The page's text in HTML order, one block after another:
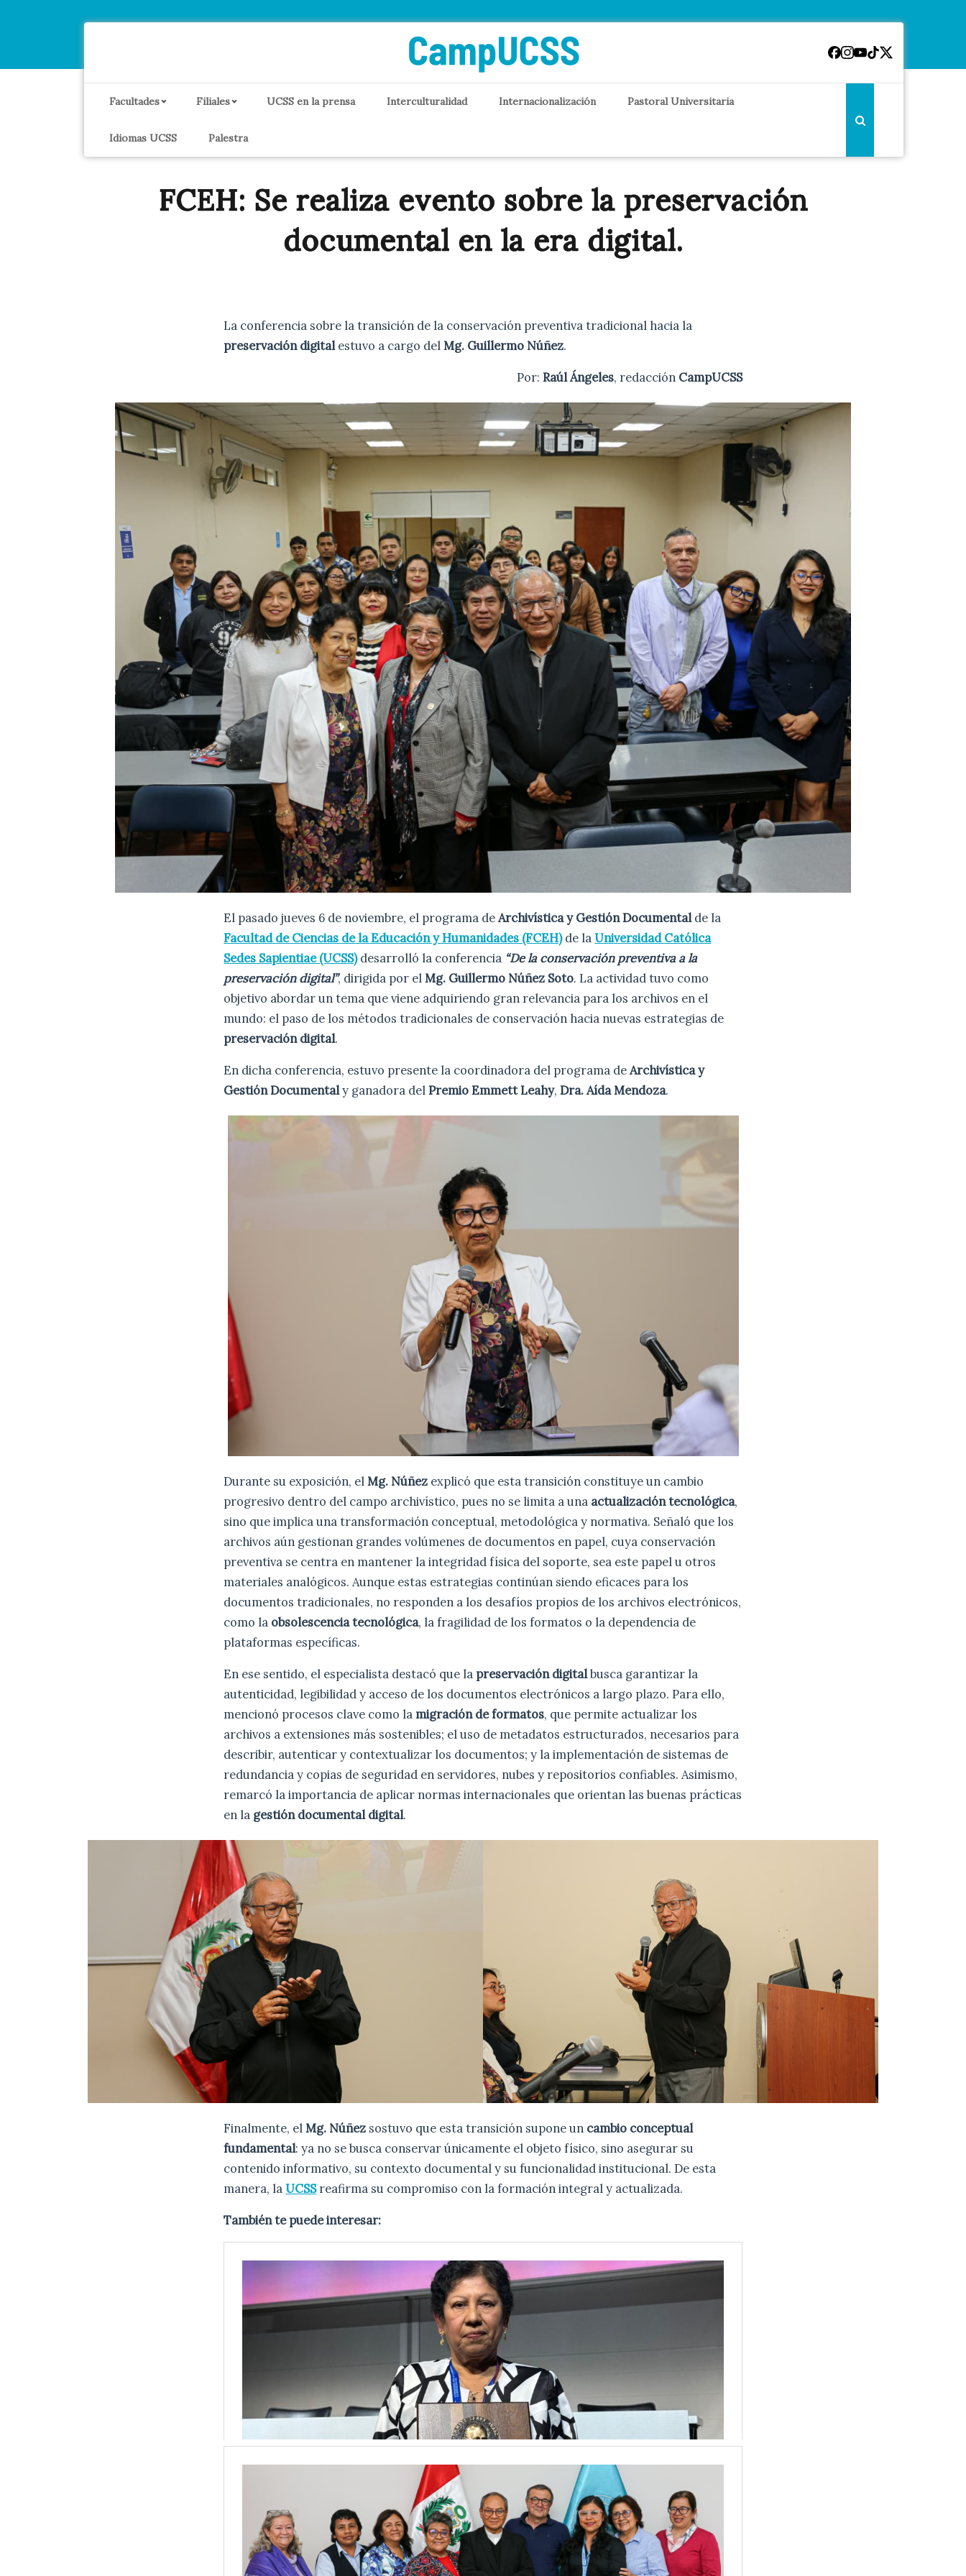
Facultades Filiales UCSS en la prensa Interculturalidad Internacionalización Pastoral Universitaria
Idiomas UCSS Palestra
FCEH: Se realiza evento sobre la preservación
documental en la era digital.
La conferencia sobre la transición de la conservación preventiva tradicional hacia la
preservación digitalestuvo a cargo delMg. Guillermo Núñez.
Por: Raúl Ángeles, redacción CampUCSS
El pasado jueves 6 de noviembre, el programa deArchivística y Gestión Documentalde la
Facultad de Ciencias de la Educación y Humanidades (FCEH)de laUniversidad Católica
Sedes Sapientiae (UCSS)desarrolló la conferencia “De la conservación preventiva a la
preservación digital”, dirigida por elMg. Guillermo Núñez Soto. La actividad tuvo como
objetivo abordar un tema que viene adquiriendo gran relevancia para los archivos en el
mundo: el paso de los métodos tradicionales de conservación hacia nuevas estrategias de
preservación digital.
En dicha conferencia, estuvo presente la coordinadora del programa deArchivística y
Gestión Documentaly ganadora delPremio Emmett Leahy,Dra. Aída Mendoza.
Durante su exposición, elMg. Núñez explicó que esta transición constituye un cambio
progresivo dentro del campo archivístico, pues no se limita a una actualización tecnológica,
sino que implica una transformación conceptual, metodológica y normativa. Señaló que los
archivos aún gestionan grandes volúmenes de documentos en papel, cuya conservación
preventiva se centra en mantener la integridad física del soporte, sea este papel u otros
materiales analógicos. Aunque estas estrategias continúan siendo eficaces para los
documentos tradicionales, no responden a los desafíos propios de los archivos electrónicos,
como la obsolescencia tecnológica, la fragilidad de los formatos o la dependencia de
plataformas específicas.
En ese sentido, el especialista destacó que la preservación digitalbusca garantizar la
autenticidad, legibilidad y acceso de los documentos electrónicos a largo plazo. Para ello,
mencionó procesos clave como la migración de formatos, que permite actualizar los
archivos a extensiones más sostenibles; el uso de metadatos estructurados, necesarios para
describir, autenticar y contextualizar los documentos; y la implementación de sistemas de
redundancia y copias de seguridad en servidores, nubes y repositorios confiables. Asimismo,
remarcó la importancia de aplicar normas internacionales que orientan las buenas prácticas
en la gestión documental digital.
Finalmente, elMg. Núñez sostuvo que esta transición supone un cambio conceptual
fundamental: ya no se busca conservar únicamente el objeto físico, sino asegurar su
contenido informativo, su contexto documental y su funcionalidad institucional. De esta
manera, laUCSS reafirma su compromiso con la formación integral y actualizada.
También te puede interesar: